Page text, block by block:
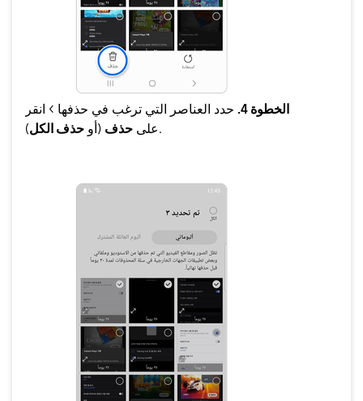
الخطوة 4.
حدد العناصر التي ترغب في حذفها > انقر
على حذف (أو حذف الكل ).